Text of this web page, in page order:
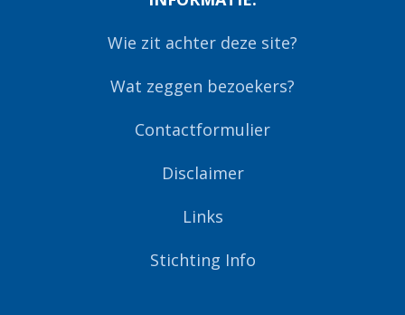
Wie zit achter deze site?
Wat zeggen bezoekers?
Contactformulier
Disclaimer
Links
Stichting Info